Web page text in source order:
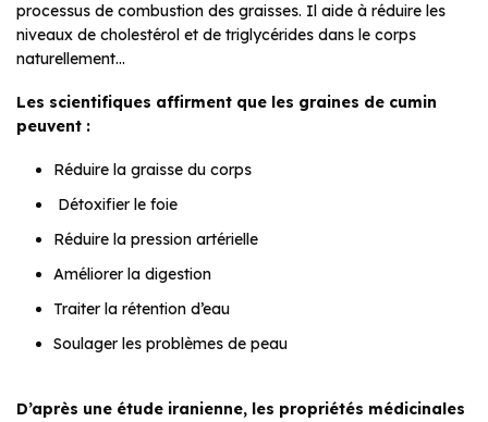
processus de combustion des graisses. Il aide à réduire les
niveaux de cholestérol et de triglycérides dans le corps
naturellement…
Les scientifiques affirment que les graines de cumin
peuvent :
Réduire la graisse du corps
Détoxifier le foie
Réduire la pression artérielle
Améliorer la digestion
Traiter la rétention d’eau
Soulager les problèmes de peau
D’après une étude iranienne, les propriétés médicinales